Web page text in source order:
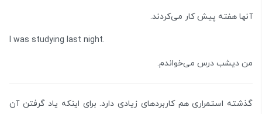
آنها هفته پیش کار می‌کردند.
I was studying last night.
من دیشب درس می‌خواندم.
گذشته استمراری هم کاربردهای زیادی دارد. برای اینکه یاد گرفتن آن